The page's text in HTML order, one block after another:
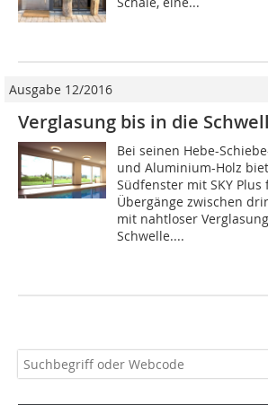
Ausgabe 12/2016
Verglasung bis in die
Bei seinen Hebe-
und Aluminium-Holz
Südfenster mit SKY Plus
Übergänge zwischen
mit nahtloser
Schwelle....